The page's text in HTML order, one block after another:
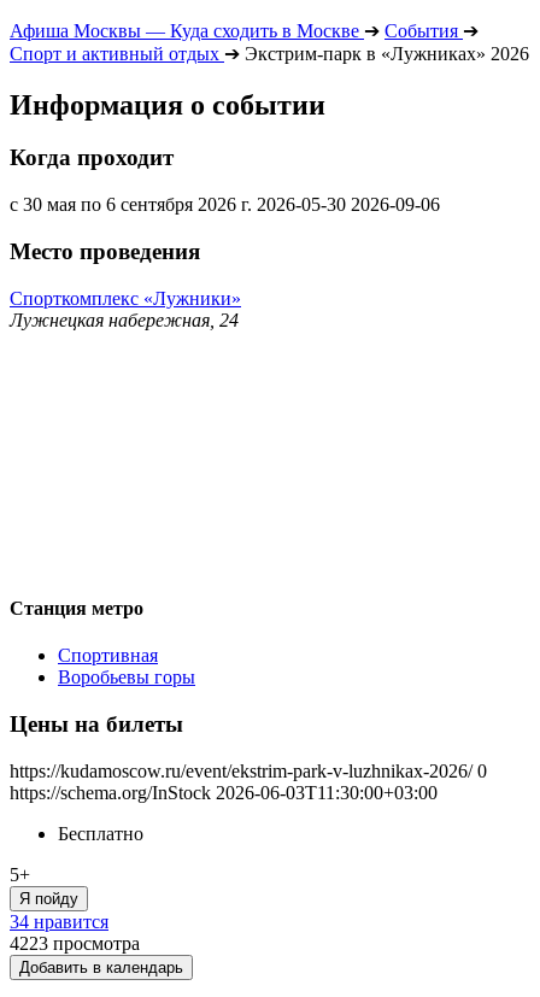
Афиша Москвы — Куда сходить в Москве ➔ События ➔
Спорт и активный отдых ➔ Экстрим-парк в «Лужниках» 2026
Информация о событии
Когда проходит
с 30 мая по 6 сентября 2026 г. 2026-05-30 2026-09-06
Место проведения
Спорткомплекс «Лужники»
Лужнецкая набережная, 24
Станция метро
Спортивная
Воробьевы горы
Цены на билеты
https://kudamoscow.ru/event/ekstrim-park-v-luzhnikax-2026/ 0
https://schema.org/InStock 2026-06-03T11:30:00+03:00
Бесплатно
5+
Я пойду
34 нравится
4223 просмотра
Добавить в календарь